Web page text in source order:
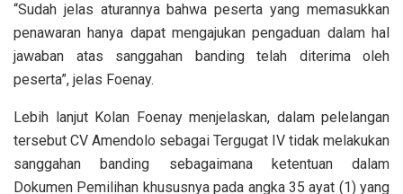
“Sudah jelas aturannya bahwa peserta yang memasukkan
penawaran hanya dapat mengajukan pengaduan dalam hal
jawaban atas sanggahan banding telah diterima oleh
peserta”, jelas Foenay.
Lebih lanjut Kolan Foenay menjelaskan, dalam pelelangan
tersebut CV Amendolo sebagai Tergugat IV tidak melakukan
sanggahan banding sebagaimana ketentuan dalam
Dokumen Pemilihan khususnya pada angka 35 ayat (1) yang